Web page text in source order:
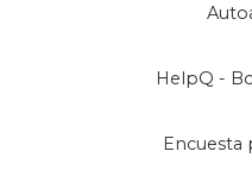
HelpQ -
Encuesta